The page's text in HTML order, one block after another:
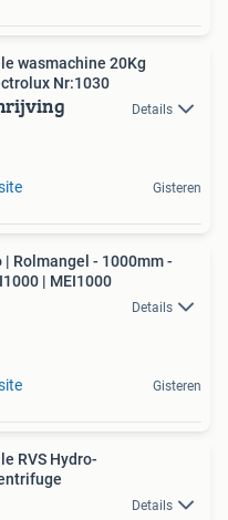
wasmachine 20Kg
Nr:1030
Details
Gisteren
| Rolmangel - 1000mm -
| MEI1000
Details
Gisteren
RVS Hydro-
Details